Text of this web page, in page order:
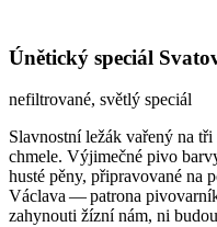
Únětický speciál
nefiltrované, světlý speciál
Slavnostní ležák vařený na
chmele. Výjimečné pivo
husté pěny, připravované na
Václava — patrona
zahynouti žízní nám, ni